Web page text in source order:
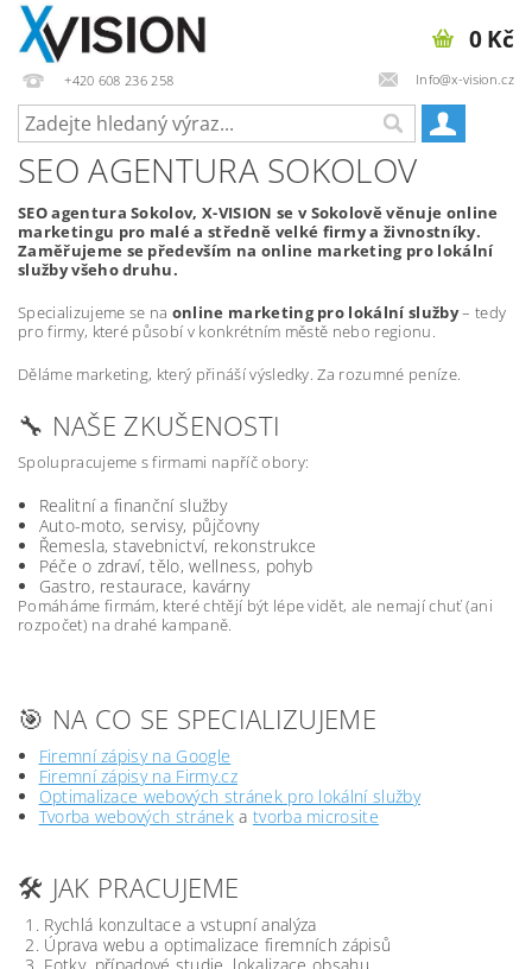
+420 608 236 258 Info@x-vision.cz
0 Kč
SEO AGENTURA SOKOLOV
SEO agentura Sokolov, X-VISION se v Sokolově věnuje online
marketingu pro malé a středně velké firmy a živnostníky.
Zaměřujeme se především na online marketing pro lokální
služby všeho druhu.
Specializujeme se na online marketing pro lokální služby– tedy
pro firmy, které působí v konkrétním městě nebo regionu.
Děláme marketing, který přináší výsledky. Za rozumné peníze.
🔧 NAŠE ZKUŠENOSTI
Spolupracujeme s firmami napříč obory:
Realitní a finanční služby
Auto-moto, servisy, půjčovny
Řemesla, stavebnictví, rekonstrukce
Péče o zdraví, tělo, wellness, pohyb
Gastro, restaurace, kavárny
Pomáháme firmám, které chtějí být lépe vidět, ale nemají chuť (ani
rozpočet) na drahé kampaně.
🎯 NA CO SE SPECIALIZUJEME
Firemní zápisy na Google
Firemní zápisy na Firmy.cz
Optimalizace webových stránek pro lokální služby
Tvorba webových stráneka tvorba microsite
🛠️ JAK PRACUJEME
Rychlá konzultace a vstupní analýza
Úprava webu a optimalizace firemních zápisů